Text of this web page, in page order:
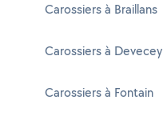
Carossiers à Braillans
Carossiers à Devecey
Carossiers à Fontain